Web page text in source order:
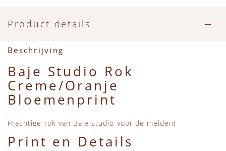
Zwemkleding
Feestkleding
Beren, Speendoekjes en Knuffeldoekjes
Verzorgingsproducten
Mini Rodini
+1 in the family
New Balance
Play Up
Product details
Beschrijving
Baje Studio Rok
Creme/Oranje
Bloemenprint
Prachtige rok van Baje studio voor de meiden!
Print en Details